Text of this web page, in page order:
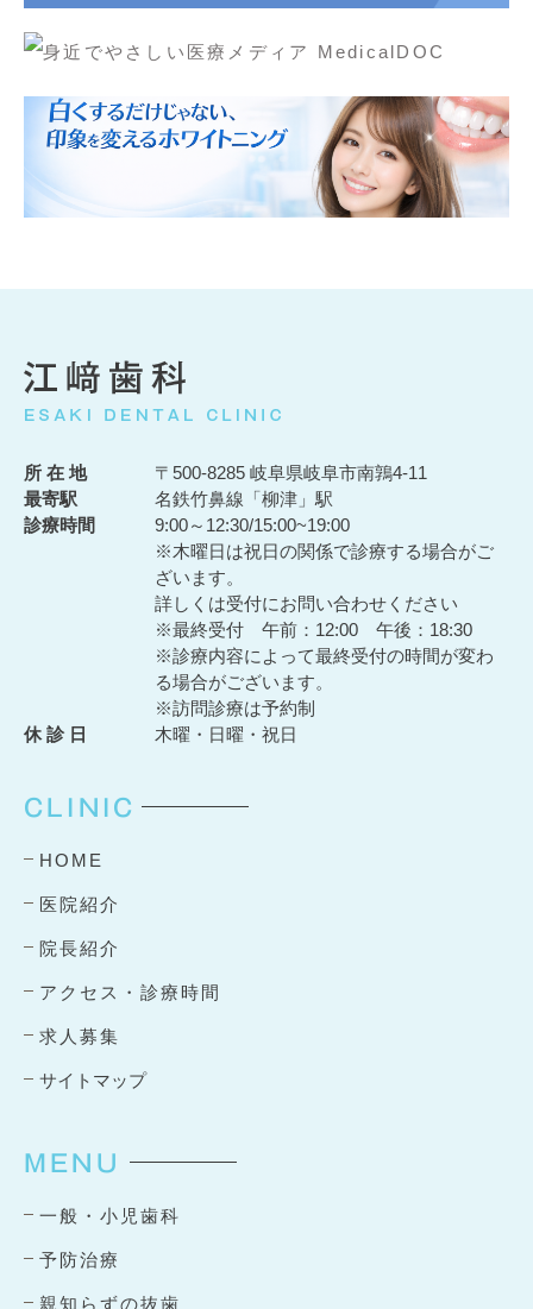
所 在 地
〒500-8285 岐阜県岐阜市南鶉4-11
最寄駅
名鉄竹鼻線「柳津」駅
診療時間
9:00～12:30/15:00~19:00
※木曜日は祝日の関係で診療する場合がご
ざいます。
詳しくは受付にお問い合わせください
※最終受付 午前：12:00 午後：18:30
※診療内容によって最終受付の時間が変わ
る場合がございます。
※訪問診療は予約制
休 診 日
木曜・日曜・祝日
CLINIC
HOME
医院紹介
院長紹介
アクセス・診療時間
求人募集
サイトマップ
MENU
一般・小児歯科
予防治療
親知らずの抜歯